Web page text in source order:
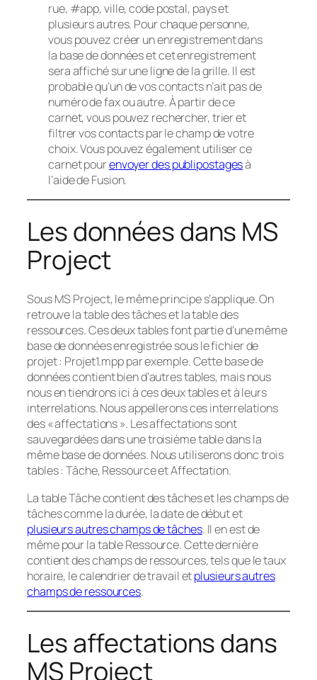
rue, #app, ville, code postal, pays et
plusieurs autres. Pour chaque personne,
vous pouvez créer un enregistrement dans
la base de données et cet enregistrement
sera affiché sur une ligne de la grille. Il est
probable qu’un de vos contacts n’ait pas de
numéro de fax ou autre. À partir de ce
carnet, vous pouvez rechercher, trier et
filtrer vos contacts par le champ de votre
choix. Vous pouvez également utiliser ce
carnet pourenvoyer des publipostagesà
l’aide de Fusion.
Les données dans MS
Project
Sous MS Project, le même principe s’applique. On
retrouve la table des tâches et la table des
ressources. Ces deux tables font partie d’une même
base de données enregistrée sous le fichier de
projet : Projet1.mpp par exemple. Cette base de
données contient bien d’autres tables, mais nous
nous en tiendrons ici à ces deux tables et à leurs
interrelations. Nous appellerons ces interrelations
des « affectations ». Les affectations sont
sauvegardées dans une troisième table dans la
même base de données. Nous utiliserons donc trois
tables : Tâche, Ressource et Affectation.
La table Tâche contient des tâches et les champs de
tâches comme la durée, la date de début et
plusieurs autres champs de tâches. Il en est de
même pour la table Ressource. Cette dernière
contient des champs de ressources, tels que le taux
horaire, le calendrier de travail etplusieurs autres
champs de ressources.
Les affectations dans
MS Project